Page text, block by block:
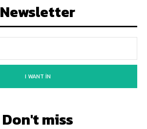
Newsletter
I WANT IN
Don't miss